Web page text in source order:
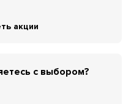
акции
с выбором?